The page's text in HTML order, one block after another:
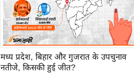
मध्य प्रदेश, बिहार और गुजरात के उपचुनाव
नतीजे, किसकी हुई जीत?